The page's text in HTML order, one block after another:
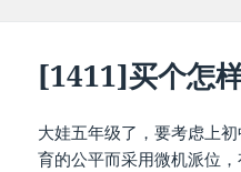
[1411]买个怎
大娃五年级了，要考虑上
育的公平而采用微机派位